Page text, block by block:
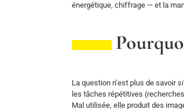
énergétique, chiffrage — et la
La question n’est plus de savoirsi
les tâches répétitives
Mal utilisée, elle produit des